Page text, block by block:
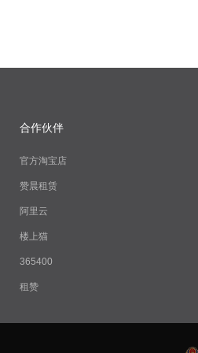
合作伙伴
官方淘宝店
赞晨租赁
阿里云
楼上猫
365400
租赞